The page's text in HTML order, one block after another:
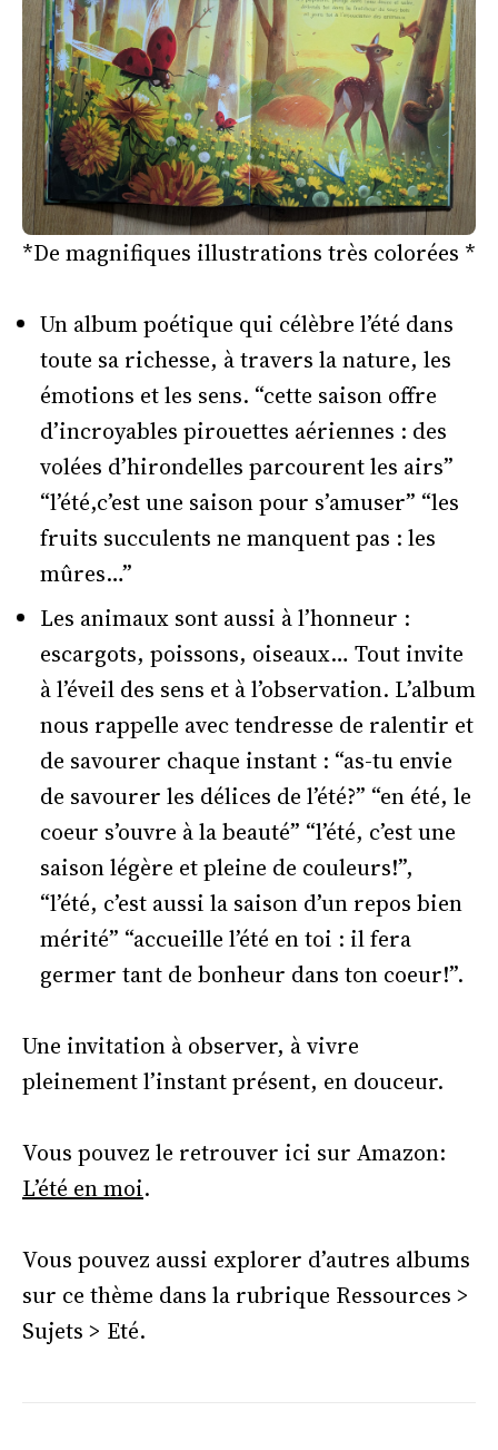
*De magnifiques illustrations très colorées *
Un album poétique qui célèbre l’été dans
toute sa richesse, à travers la nature, les
émotions et les sens. “cette saison offre
d’incroyables pirouettes aériennes : des
volées d’hirondelles parcourent les airs”
“l’été,c’est une saison pour s’amuser” “les
fruits succulents ne manquent pas : les
mûres…”
Les animaux sont aussi à l’honneur :
escargots, poissons, oiseaux… Tout invite
à l’éveil des sens et à l’observation. L’album
nous rappelle avec tendresse de ralentir et
de savourer chaque instant : “as-tu envie
de savourer les délices de l’été?” “en été, le
coeur s’ouvre à la beauté” “l’été, c’est une
saison légère et pleine de couleurs!”,
“l’été, c’est aussi la saison d’un repos bien
mérité” “accueille l’été en toi : il fera
germer tant de bonheur dans ton coeur!”.
Une invitation à observer, à vivre
pleinement l’instant présent, en douceur.
Vous pouvez le retrouver ici sur Amazon:
L’été en moi.
Vous pouvez aussi explorer d’autres albums
sur ce thème dans la rubrique Ressources >
Sujets > Eté.